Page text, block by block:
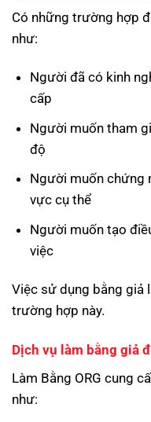
Có những trường hợp
như:
Người đã có kinh
cấp
Người muốn tham
độ
Người muốn chứng
vực cụ thể
Người muốn tạo
việc
Việc sử dụng bằng giả
trường hợp này.
Dịch vụ làm bằng giả
Làm Bằng ORG cung
như: